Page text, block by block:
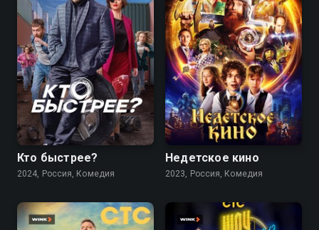
6.7
Кто быстрее?
2024, Россия, Комедия
7.4
Недетское кино
2023, Россия, Комедия